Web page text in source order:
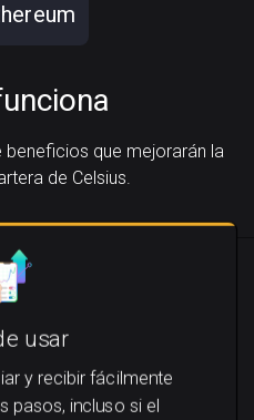
que mejorarán la
de Celsius.
usar
y recibir fácilmente
pasos, incluso si el